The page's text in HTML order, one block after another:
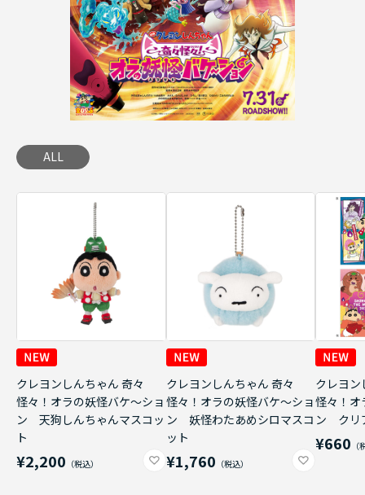
ALL
クレヨンしんちゃん 奇々
怪々！オラの妖怪バケ～ショ
ン 天狗しんちゃんマスコッ
ト
¥2,200
クレヨンしんちゃん 奇々
怪々！オラの妖怪バケ～ショ
ン 妖怪わたあめシロマスコ
ット
¥1,760
クレヨン
怪々！オ
ン クリ
¥660